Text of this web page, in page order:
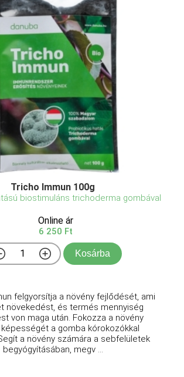
Tricho Immun 100g
biostimuláns trichoderma gombával
Online ár
6 250 Ft
Kosárba
felgyorsítja a növény fejlődését, ami
növekedést, és termés mennyiség
von maga után. Fokozza a növény
a gomba kórokozókkal
a növény számára a sebfelületek
begyógyításában, megv ...